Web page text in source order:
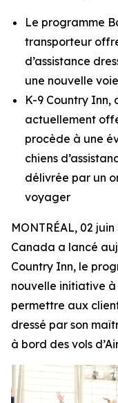
Le programme
transporteur
d’assistance
une nouvelle
K-9 Country Inn,
actuellement
procède à une
chiens
délivrée par un
voyager
MONTRÉAL, 02
Canada a lancé
Country Inn, le
nouvelle initiative à
permettre aux
dressé par son
à bord des vols